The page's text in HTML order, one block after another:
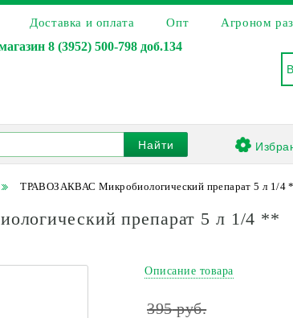
Доставка и оплата Опт Агроном
8 (3952) 500-798 доб.134
Найти
ТРАВОЗАКВАС Микробиологический препарат 5 л 1/4
препарат 5 л 1/4 **
Описание товара
395руб.